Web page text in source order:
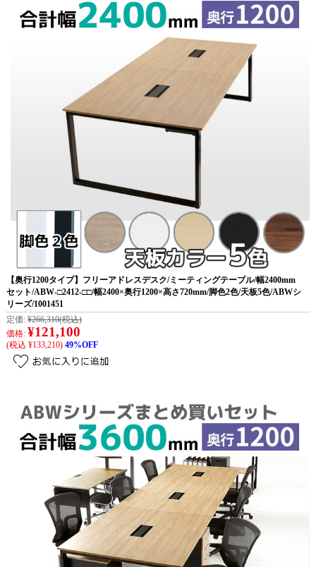
【奥行1200タイプ】フリーアドレスデスク/ミーティングテーブル/幅2400mm
セット/ABW-□2412-□□/幅2400×奥行1200×高さ720mm/脚色2色/天板5色/ABWシ
リーズ/1001451
定価: ¥266,310(税込)
価格: ¥121,100
(税込 ¥133,210) 49%OFF